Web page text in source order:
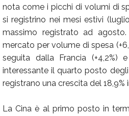
nota come i picchi di volumi di
si registrino nei mesi estivi
massimo registrato ad
mercato per volume di spesa
seguita dalla Francia (+4,2%)
interessante il quarto posto degli
registrano una crescita del
La Cina è al primo posto in